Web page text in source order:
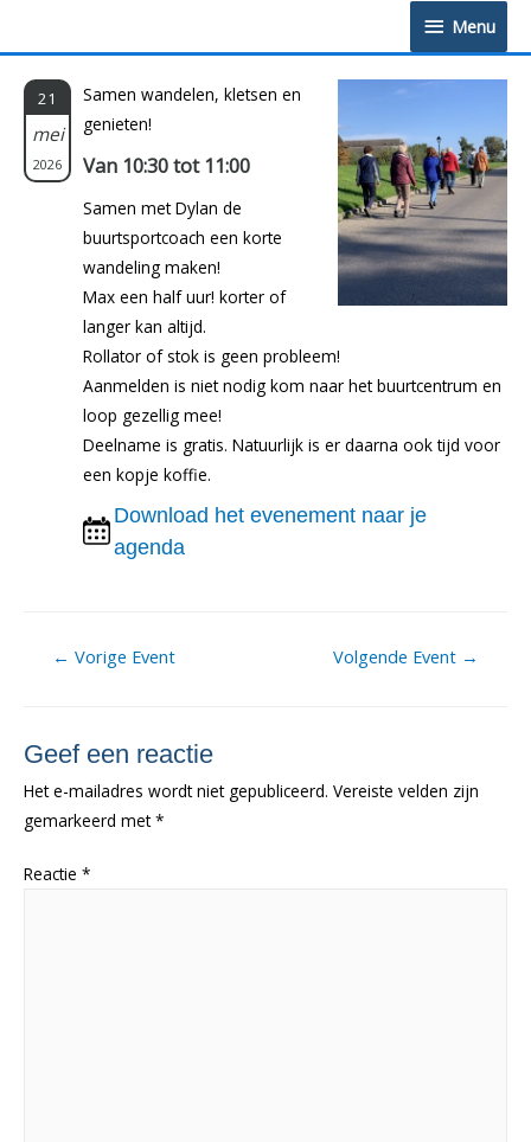
Menu
Menu
21
mei
2026
Samen wandelen, kletsen en
genieten!
Van 10:30 tot 11:00
Samen met Dylan de
buurtsportcoach een korte
wandeling maken!
Max een half uur! korter of
langer kan altijd.
Rollator of stok is geen probleem!
Aanmelden is niet nodig kom naar het buurtcentrum en
loop gezellig mee!
Deelname is gratis. Natuurlijk is er daarna ook tijd voor
een kopje koffie.
Download het evenement naar je
agenda
Berichtnavigatie
← Vorige Event Volgende Event →
Geef een reactie
Het e-mailadres wordt niet gepubliceerd. Vereiste velden zijn
gemarkeerd met*
Reactie *